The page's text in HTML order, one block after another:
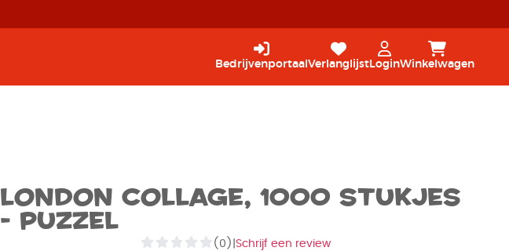
Bedrijvenportaal Verlanglijst LoginWinkelwagen
London Collage, 1000 stukjes
- Puzzel
(0) Schrijf een review